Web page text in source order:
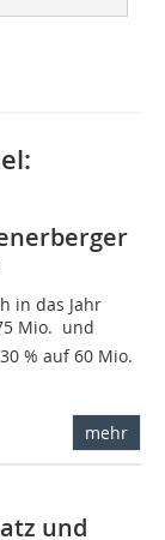
in das Jahr
Mio.  und
% auf 60 Mio. 
mehr
und